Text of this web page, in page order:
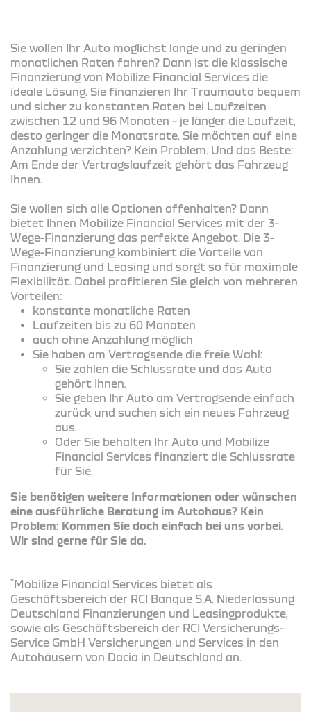
Sie wollen Ihr Auto möglichst lange und zu geringen
monatlichen Raten fahren? Dann ist die klassische
Finanzierung von Mobilize Financial Services die
ideale Lösung. Sie finanzieren Ihr Traumauto bequem
und sicher zu konstanten Raten bei Laufzeiten
zwischen 12 und 96 Monaten – je länger die Laufzeit,
desto geringer die Monatsrate. Sie möchten auf eine
Anzahlung verzichten? Kein Problem. Und das Beste:
Am Ende der Vertragslaufzeit gehört das Fahrzeug
Ihnen.
Sie wollen sich alle Optionen offenhalten? Dann
bietet Ihnen Mobilize Financial Services mit der 3-
Wege-Finanzierung das perfekte Angebot. Die 3-
Wege-Finanzierung kombiniert die Vorteile von
Finanzierung und Leasing und sorgt so für maximale
Flexibilität. Dabei profitieren Sie gleich von mehreren
Vorteilen:
konstante monatliche Raten
Laufzeiten bis zu 60 Monaten
auch ohne Anzahlung möglich
Sie haben am Vertragsende die freie Wahl:
Sie zahlen die Schlussrate und das Auto
gehört Ihnen.
Sie geben Ihr Auto am Vertragsende einfach
zurück und suchen sich ein neues Fahrzeug
aus.
Oder Sie behalten Ihr Auto und Mobilize
Financial Services finanziert die Schlussrate
für Sie.
Sie benötigen weitere Informationen oder wünschen
eine ausführliche Beratung im Autohaus? Kein
Problem: Kommen Sie doch einfach bei uns vorbei.
Wir sind gerne für Sie da.
*Mobilize Financial Services bietet als
Geschäftsbereich der RCI Banque S.A. Niederlassung
Deutschland Finanzierungen und Leasingprodukte,
sowie als Geschäftsbereich der RCI Versicherungs-
Service GmbH Versicherungen und Services in den
Autohäusern von Dacia in Deutschland an.